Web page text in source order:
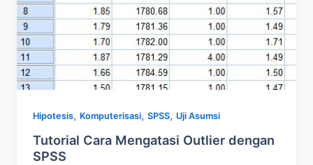
Hipotesis, Komputerisasi,SPSS, Uji Asumsi
Tutorial Cara Mengatasi Outlier dengan
SPSS